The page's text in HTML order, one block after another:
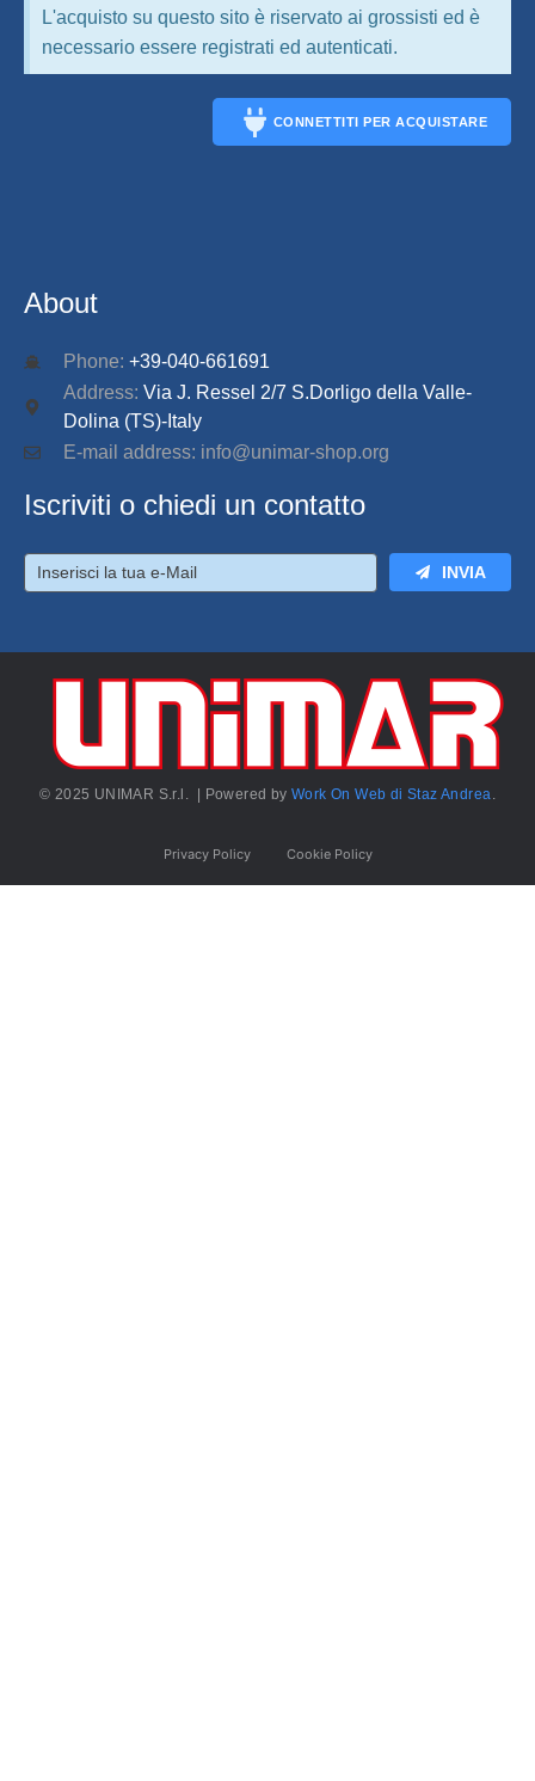
L'acquisto su questo sito è riservato ai grossisti ed è
necessario essere registrati ed autenticati.
CONNETTITI PER ACQUISTARE
About
Phone: +39-040-661691
Address: Via J. Ressel 2/7 S.Dorligo della Valle-
Dolina (TS)-Italy
E-mail address: info@unimar-shop.org
Iscriviti o chiedi un contatto
INVIA
© 2025 UNIMAR S.r.l. | Powered byWork On Web di Staz Andrea.
Privacy Policy Cookie Policy